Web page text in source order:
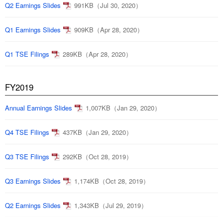
Q2 Earnings Slides 991KB（Jul 30, 2020）
Q1 Earnings Slides 909KB（Apr 28, 2020）
Q1 TSE Filings 289KB（Apr 28, 2020）
FY2019
Annual Earnings Slides 1,007KB（Jan 29, 2020）
Q4 TSE Filings 437KB（Jan 29, 2020）
Q3 TSE Filings 292KB（Oct 28, 2019）
Q3 Earnings Slides 1,174KB（Oct 28, 2019）
Q2 Earnings Slides 1,343KB（Jul 29, 2019）